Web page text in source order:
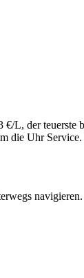
€/L, der teuerste
die Uhr Service.
navigieren.